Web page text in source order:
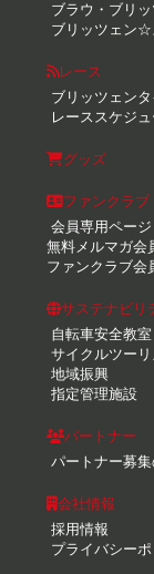
ブラウ・ブリ
ブリッツェン☆
レース
ブリッツェン
レーススケジ
グッズ
ファンクラブ
会員専用ページ
無料メルマガ会
ファンクラブ会
サステナビリ
自転車安全教室
サイクルツーリ
地域振興
指定管理施設
パートナー
パートナー募
会社情報
採用情報
プライバシー